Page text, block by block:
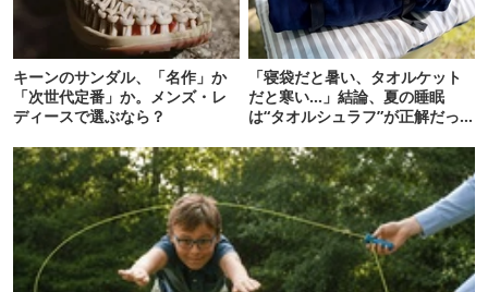
キーンのサンダル、「名作」か
「次世代定番」か。メンズ・レ
ディースで選ぶなら？
「寝袋だと暑い、タオルケット
だと寒い…」結論、夏の睡眠
は“タオルシュラフ”が正解だっ